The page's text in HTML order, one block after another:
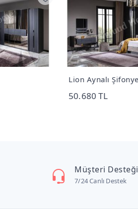
Lion Aynalı Şifonyer
50.680 TL
Müşteri Desteği
7/24 Canlı Destek